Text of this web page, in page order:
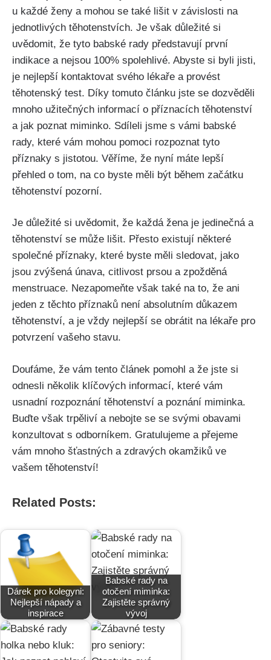
u každé ​ženy a mohou se⁢ také lišit v závislosti na
jednotlivých těhotenstvích. Je⁢ však důležité si
uvědomit, že tyto babské rady představují první
⁢indikace a nejsou 100% spolehlivé. Abyste si byli jisti,
je nejlepší kontaktovat svého lékaře​ a provést
těhotenský test. Díky⁣ tomuto článku jste⁢ se dozvěděli
mnoho užitečných informací o příznacích⁣ těhotenství
a⁤ jak poznat miminko. Sdíleli ‍jsme s vámi babské‌
rady, které‍ vám mohou⁣ pomoci rozpoznat tyto
⁤příznaky s jistotou. Věříme, že⁤ nyní ⁤máte lepší
‍přehled ⁤o​ tom, na co byste měli​ být během začátku
těhotenství pozorní.
Je důležité si uvědomit, že ‌každá žena je jedinečná a
těhotenství se může lišit.‌ Přesto existují některé
společné ⁣příznaky, které byste měli⁢ sledovat, jako
jsou zvýšená únava, citlivost prsou a zpožděná
menstruace. Nezapomeňte však také ⁣na to, že ani
jeden z ‍těchto příznaků není⁤ absolutním důkazem
těhotenství, a je vždy nejlepší ⁢se​ obrátit na lékaře pro
potvrzení vašeho stavu.
Doufáme, že vám tento článek pomohl a že jste si
odnesli několik klíčových informací, které vám
usnadní rozpoznání ​těhotenství a⁤ poznání miminka.
Buďte‍ však trpěliví a nebojte se se svými ​obavami⁢
konzultovat s odborníkem. Gratulujeme a ‌přejeme
vám mnoho šťastných a zdravých okamžiků ‌ve
vašem těhotenství!
Related Posts:
Dárek pro kolegyni:
Nejlepší nápady a
inspirace
Babské rady na
otočení miminka:
Zajistěte správný
vývoj